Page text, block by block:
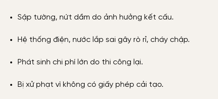
Sập tường, nứt dầm do ảnh hưởng kết cấu.
Hệ thống điện, nước lắp sai gây rò rỉ, cháy chập.
Phát sinh chi phí lớn do thi công lại.
Bị xử phạt vì không có giấy phép cải tạo.